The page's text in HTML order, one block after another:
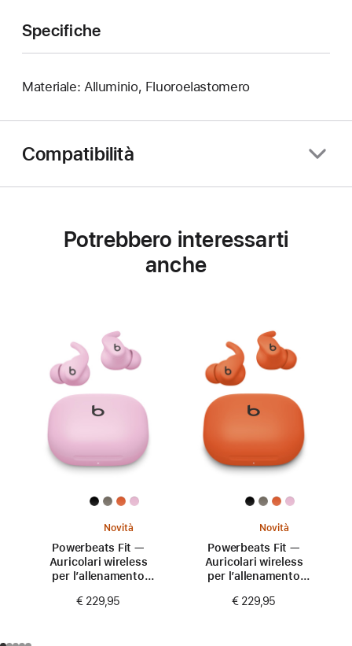
Specifiche
Materiale: Alluminio, Fluoroelastomero
Compatibilità
Potrebbero interessarti
anche
Novità
Powerbeats Fit —
Auricolari wireless
per l’allenamento
perfetta —
€ 229,95
Novità
Powerbeats Fit —
Auricolari wireless
per l’allenamento
perfetta —
€ 229,95